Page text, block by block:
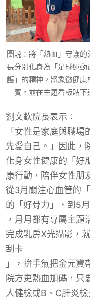
圖説：將「熱血」守護
長分別化身為「足球運
護」的精神，將象徵健
賓，並在主題看板貼下
劉文欽院長表示：
「女性是家庭與職場
先愛自己。」因此 ，
化身女性健康的「好
康行動，陪伴女性朋
從3月關注心血管的
的「好骨力」，到 5
， 月月都有專屬主題
完成乳房X光攝影，
刮卡
」
，拚手氣把金元寶
院方更熱血加碼，只
人健檢或B、C肝炎